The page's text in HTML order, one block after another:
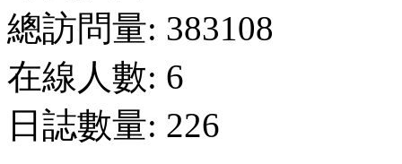
總訪問量: 383108
在線人數: 6
日誌數量: 226